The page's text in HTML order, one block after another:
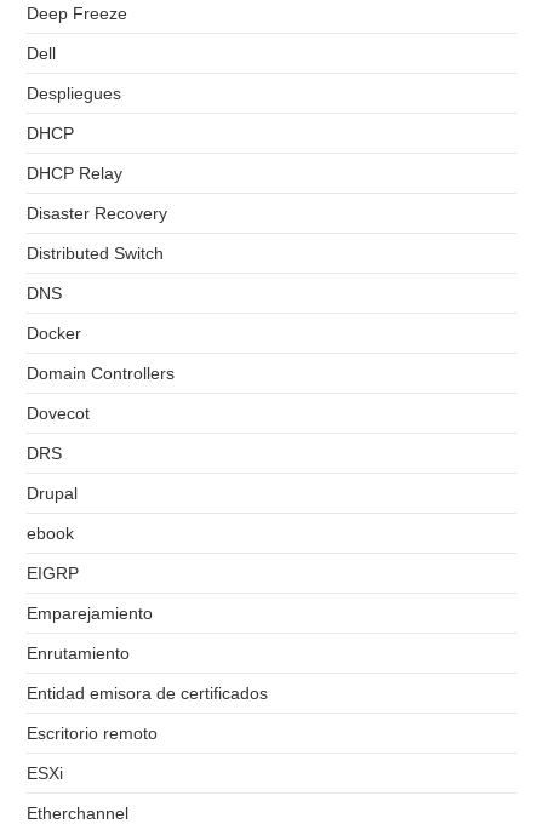
Deep Freeze
Dell
Despliegues
DHCP
DHCP Relay
Disaster Recovery
Distributed Switch
DNS
Docker
Domain Controllers
Dovecot
DRS
Drupal
ebook
EIGRP
Emparejamiento
Enrutamiento
Entidad emisora de certificados
Escritorio remoto
ESXi
Etherchannel